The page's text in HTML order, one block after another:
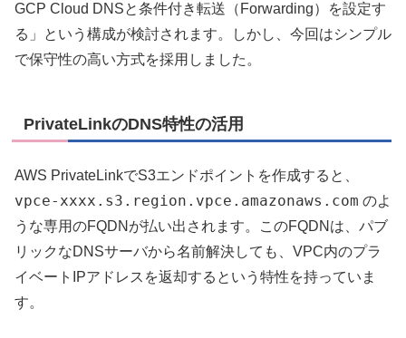
GCP Cloud DNSと条件付き転送（Forwarding）を設定す
る」という構成が検討されます。しかし、今回はシンプル
で保守性の高い方式を採用しました。
PrivateLinkのDNS特性の活用
AWS PrivateLinkでS3エンドポイントを作成すると、
vpce-xxxx.s3.region.vpce.amazonaws.com のよ
うな専用のFQDNが払い出されます。このFQDNは、パブ
リックなDNSサーバから名前解決しても、VPC内のプラ
イベートIPアドレスを返却するという特性を持っていま
す。